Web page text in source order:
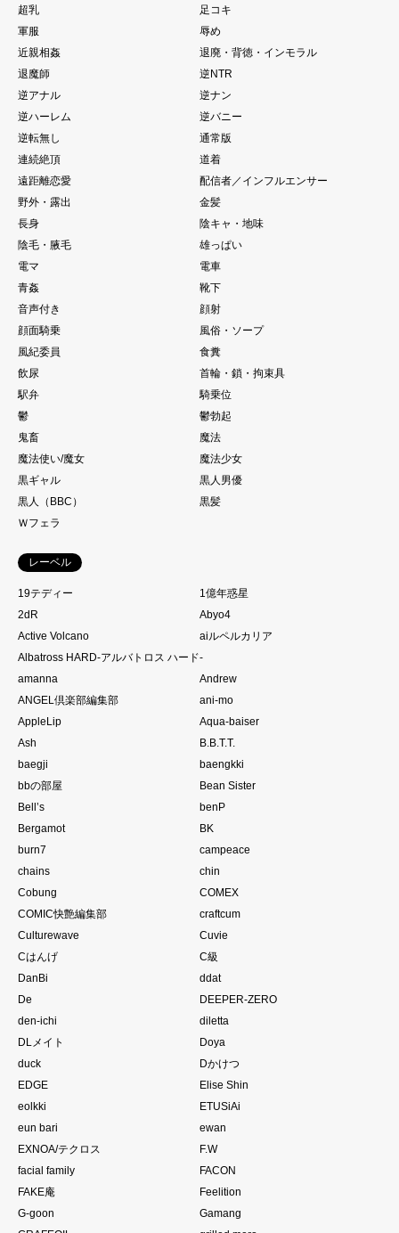
超乳
足コキ
軍服
辱め
近親相姦
退廃・背徳・インモラル
退魔師
逆NTR
逆アナル
逆ナン
逆ハーレム
逆バニー
逆転無し
通常版
連続絶頂
道着
遠距離恋愛
配信者／インフルエンサー
野外・露出
金髪
長身
陰キャ・地味
陰毛・腋毛
雄っぱい
電マ
電車
青姦
靴下
音声付き
顔射
顔面騎乗
風俗・ソープ
風紀委員
食糞
飲尿
首輪・鎖・拘束具
駅弁
騎乗位
鬱
鬱勃起
鬼畜
魔法
魔法使い/魔女
魔法少女
黒ギャル
黒人男優
黒人（BBC）
黒髪
Ｗフェラ
レーベル
19テディー
1億年惑星
2dR
Abyo4
Active Volcano
aiルペルカリア
Albatross HARD‐アルバトロス ハード‐
amanna
Andrew
ANGEL倶楽部編集部
ani-mo
AppleLip
Aqua-baiser
Ash
B.B.T.T.
baegji
baengkki
bbの部屋
Bean Sister
Bell’s
benP
Bergamot
BK
burn7
campeace
chains
chin
Cobung
COMEX
COMIC快艶編集部
craftcum
Culturewave
Cuvie
Cはんげ
C級
DanBi
ddat
De
DEEPER-ZERO
den-ichi
diletta
DLメイト
Doya
duck
Dかけつ
EDGE
Elise Shin
eolkki
ETUSiAi
eun bari
ewan
EXNOA/テクロス
F.W
facial family
FACON
FAKE庵
Feelition
G-goon
Gamang